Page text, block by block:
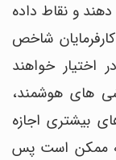
و نقاط داده
شاخص
اختیار خواهند
های هوشمند،
بیشتری اجازه
ممکن است پس